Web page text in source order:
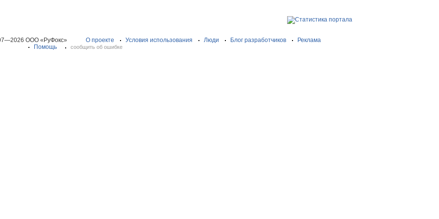
ООО «РуФокс» О проекте Условия использования Люди Блог разработчиков
Реклама
Помощь
сообщить об ошибке